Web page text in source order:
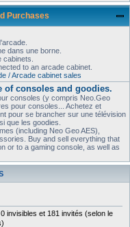
Purchases
dans une borne.
to an arcade cabinet.
/ Arcade cabinet sales
of consoles and goodies.
consoles (y compris Neo.Geo
pour consoles... Achetez et
pour se brancher sur une télévision
que les goodies.
(including Neo Geo AES),
Buy and sell everything that
or to a gaming console, as well as
invisibles et 181 invités (selon le